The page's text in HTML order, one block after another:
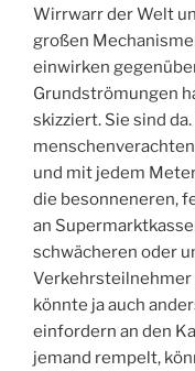
Wirrwarr der Welt
großen
einwirken
Grundströmungen
skizziert. Sie sind
und mit jedem
die besonneneren,
an
schwächeren oder
Verkehrsteilnehmer
könnte ja auch
einfordern an den
jemand rempelt,